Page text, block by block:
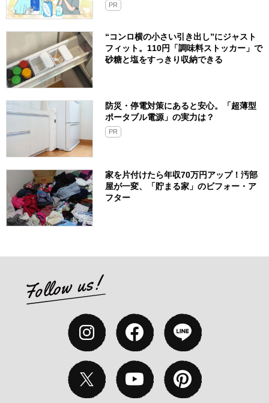
PR
“コンロ横の小さい引き出し”にジャスト
フィット。110円「調味料ストッカー」で
砂糖と塩をすっきり収納できる
防災・停電対策にあると安心。「超薄型
ポータブル電源」の実力は？​
PR
家を片付けたら年収70万円アップ！汚部
屋が一変、「貯まる家」のビフォー・ア
フター